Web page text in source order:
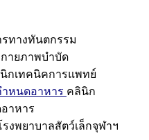
รทางทันตกรรม
ายภาพบำบัด
กเทคนิคการแพทย์
หนดอาหาร คลินิก
าหาร
รงพยาบาลสัตว์เล็กจุฬาฯ